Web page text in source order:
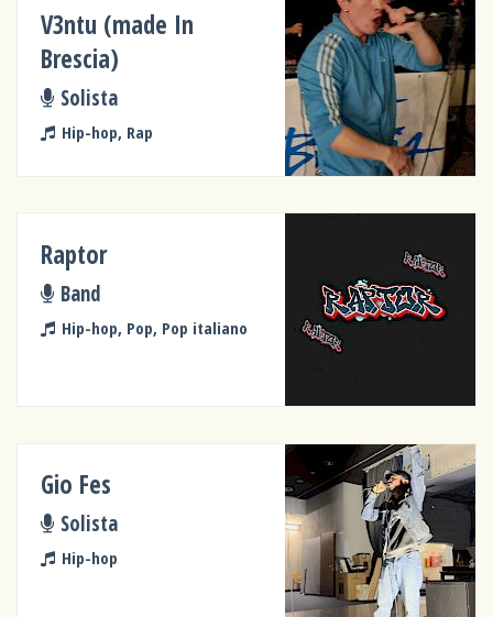
V3ntu (made In
Brescia)
Solista
Hip-hop, Rap
Raptor
Band
Hip-hop, Pop, Pop italiano
Gio Fes
Solista
Hip-hop